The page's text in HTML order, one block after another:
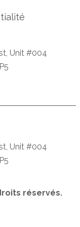
Unit #004
Unit #004
réservés.